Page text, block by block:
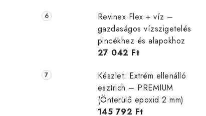
Revinex Flex + víz –
gazdaságos vízszigetelés
pincékhez és alapokhoz
27 042 Ft
Készlet: Extrém ellenálló
esztrich – PREMIUM
(Önterülő epoxid 2 mm)
145 792 Ft